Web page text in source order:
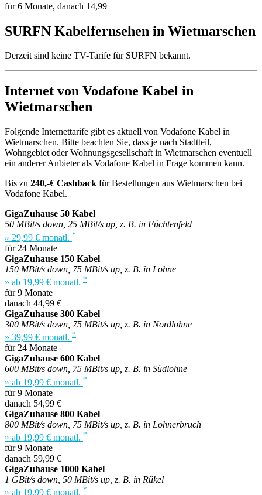
für 6 Monate, danach 14,99
SURFN Kabelfernsehen in Wietmarschen
Derzeit sind keine TV-Tarife für SURFN bekannt.
Internet von Vodafone Kabel in
Wietmarschen
Folgende Internettarife gibt es aktuell von Vodafone Kabel in
Wietmarschen. Bitte beachten Sie, dass je nach Stadtteil,
Wohngebiet oder Wohnungsgesellschaft in Wietmarschen eventuell
ein anderer Anbieter als Vodafone Kabel in Frage kommen kann.
Bis zu 240,-€ Cashback für Bestellungen aus Wietmarschen bei
Vodafone Kabel.
GigaZuhause 50 Kabel
50 MBit/s down, 25 MBit/s up, z. B. in Füchtenfeld
» 29,99 € monatl. *
für 24 Monate
GigaZuhause 150 Kabel
150 MBit/s down, 75 MBit/s up, z. B. in Lohne
» ab 19,99 € monatl. *
für 9 Monate
danach 44,99 €
GigaZuhause 300 Kabel
300 MBit/s down, 75 MBit/s up, z. B. in Nordlohne
» 39,99 € monatl. *
für 24 Monate
GigaZuhause 600 Kabel
600 MBit/s down, 75 MBit/s up, z. B. in Südlohne
» ab 19,99 € monatl. *
für 9 Monate
danach 54,99 €
GigaZuhause 800 Kabel
800 MBit/s down, 75 MBit/s up, z. B. in Lohnerbruch
» ab 19,99 € monatl. *
für 9 Monate
danach 59,99 €
GigaZuhause 1000 Kabel
1 GBit/s down, 50 MBit/s up, z. B. in Rükel
» ab 19,99 € monatl. *